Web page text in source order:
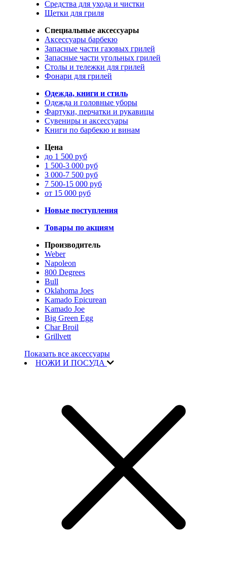
Средства для ухода и чистки
Щетки для гриля
Специальные аксессуары
Аксессуары барбекю
Запасные части газовых грилей
Запасные части угольных грилей
Столы и тележки для грилей
Фонари для грилей
Одежда, книги и стиль
Одежда и головные уборы
Фартуки, перчатки и рукавицы
Сувениры и аксессуары
Книги по барбекю и винам
Цена
до 1 500 руб
1 500-3 000 руб
3 000-7 500 руб
7 500-15 000 руб
от 15 000 руб
Новые поступления
Товары по акциям
Производитель
Weber
Napoleon
800 Degrees
Bull
Oklahoma Joes
Kamado Epicurean
Kamado Joe
Big Green Egg
Char Broil
Grillvett
Показать все аксессуары
НОЖИ И ПОСУДА